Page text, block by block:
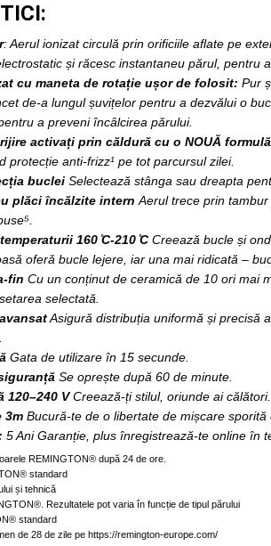
: Aerul ionizat circulă prin orificiile aflate pe
și răcesc instantaneu părul, pentru
cu maneta de rotație ușor de folosit: Pur
de-a lungul șuvițelor pentru a dezvălui o
a preveni încâlcirea părului.
activați prin căldură cu o NOUĂ
protecție anti-frizz¹ pe tot parcursul zilei.
buclei Selectează stânga sau dreapta
plăci încălzite intern Aerul trece prin
160 ̊C-210 ̊CCreează bucle și
oferă bucle lejere, iar una mai ridicată –
fin Cu un conținut de ceramică de 10 ori mai
selectată.
Asigură distribuția uniformă și precisă
Gata de utilizare în 15 secunde.
Se oprește după 60 de minute.
120–240 VCreează-ți stilul, oriunde ai călători.
3m Bucură-te de o libertate de mișcare
5 Ani Garanție, plus înregistrează-te online în
REMINGTON® după 24 de ore.
standard
și tehnică
Rezultatele pot varia în funcție de tipul părului
standard
de 28 de zile pe https://remington-europe.com/